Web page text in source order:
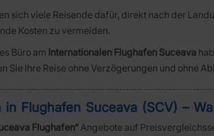
sich viele Reisende dafür, direkt nach der
Kosten zu vermeiden.
Büro am Internationalen Flughafen Suceava
Sie Ihre Reise ohne Verzögerungen und ohne
Flughafen Suceava (SCV) –
Flughafen“ Angebote auf